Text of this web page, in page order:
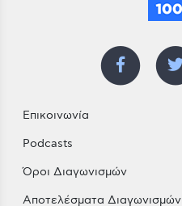
Επικοινωνία
Podcasts
Όροι Διαγωνισμών
Αποτελέσματα Διαγωνισμών